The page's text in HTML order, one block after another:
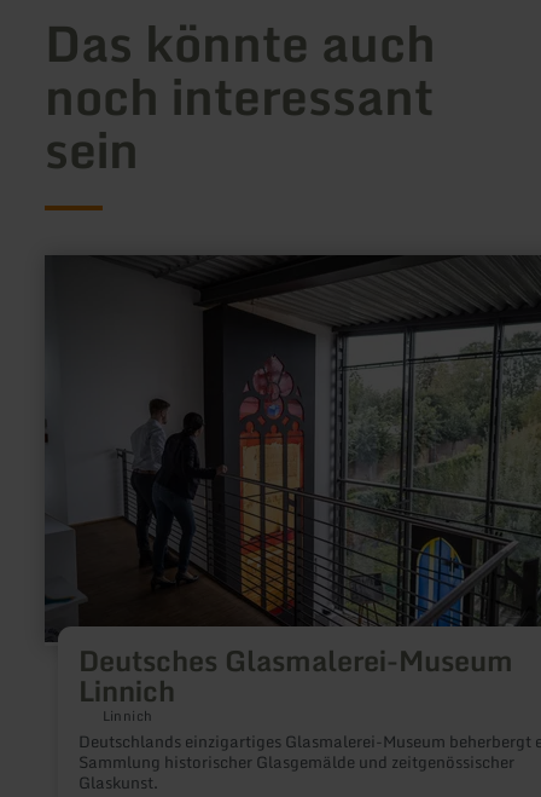
Das könnte auch
noch interessant
sein
Deutsches Glasmalerei-Museum
Linnich
Linnich
Deutschlands einzigartiges Glasmalerei-Museum beherbergt
Sammlung historischer Glasgemälde und zeitgenössischer
Glaskunst.